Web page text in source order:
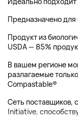
Предназначено
Продукт из
USDA — 85%
В вашем регионе
разлагаемые
Compastable®
Сеть поставщиков,
Initiative,